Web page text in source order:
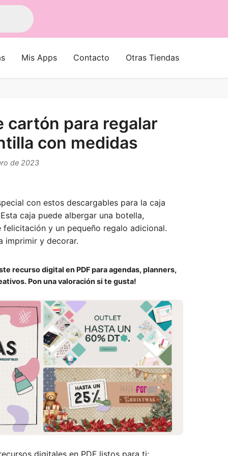
Mis Apps Contacto Otras Tiendas
cartón para regalar
con medidas
de 2023
con estos descargables para la caja
caja puede albergar una botella,
y un pequeño regalo adicional.
imprimir y decorar.
recurso digital en PDF para agendas, planners,
Pon una valoración si te gusta!